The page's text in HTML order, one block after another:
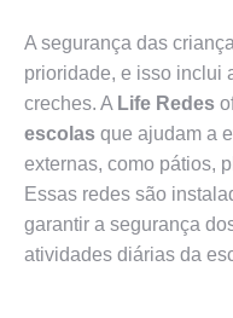
A segurança das
prioridade, e isso inclui
creches. A Life Redes
escolas que ajudam a
externas, como pátios,
Essas redes são
garantir a segurança
atividades diárias da